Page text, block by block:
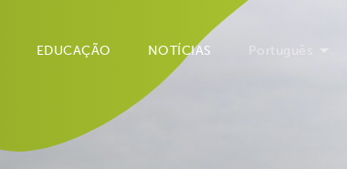
EDUCAÇÃO NOTÍCIAS